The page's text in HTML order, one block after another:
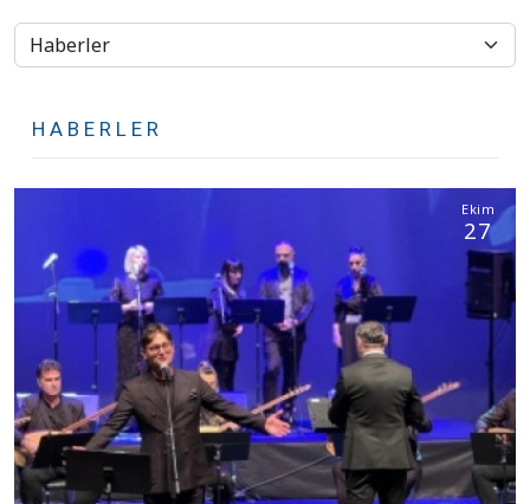
HABERLER
Ekim
27